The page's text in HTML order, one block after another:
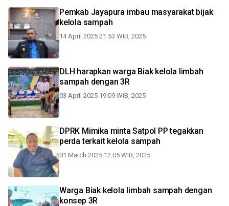
Pemkab Jayapura imbau masyarakat bijak
kelola sampah
14 April 2025 21:53 WIB, 2025
DLH harapkan warga Biak kelola limbah
sampah dengan 3R
03 April 2025 19:09 WIB, 2025
DPRK Mimika minta Satpol PP tegakkan
perda terkait kelola sampah
01 March 2025 12:05 WIB, 2025
Warga Biak kelola limbah sampah dengan
konsep 3R